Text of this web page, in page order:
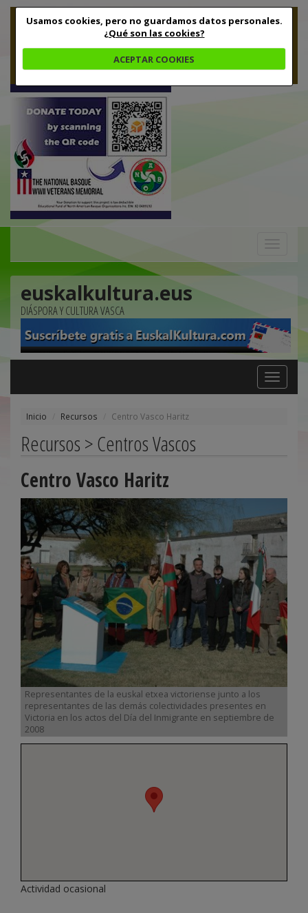
Usamos cookies, pero no guardamos datos personales.
¿Qué son las cookies?
ACEPTAR COOKIES
euskalkultura.eus
DIÁSPORA Y CULTURA VASCA
Toggle
navigation
Inicio Recursos Centro Vasco Haritz
Recursos > Centros Vascos
Centro Vasco Haritz
Representantes de la euskal etxea victoriense junto a los
representantes de las demás colectividades presentes en
Victoria en los actos del Día del Inmigrante en septiembre de
2008
Actividad ocasional